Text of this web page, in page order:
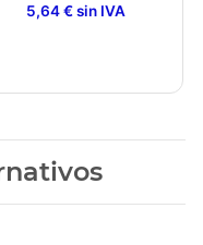
5,64 € sin IVA